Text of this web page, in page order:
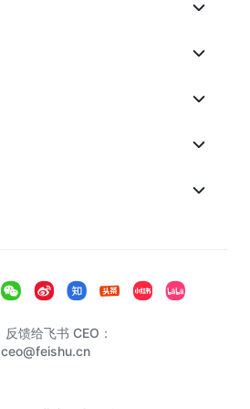
反馈给飞书 CEO：
ceo@feishu.cn